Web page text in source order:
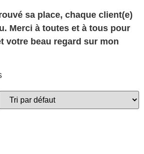
sa place, chaque client(e)
Merci à toutes et à tous pour
votre beau regard sur mon